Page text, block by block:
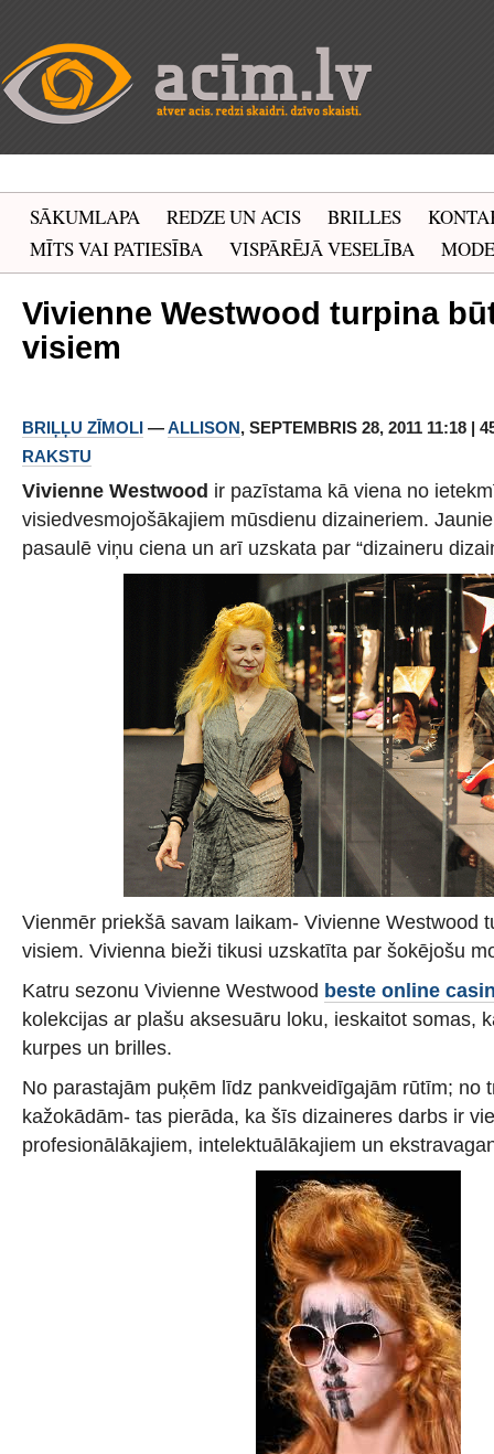
SĀKUMLAPA REDZE UN ACIS BRILLES
MĪTS VAI PATIESĪBA
VISPĀRĒJĀ VESELĪBA MODE
Vivienne Westwood turpina
visiem
BRIĻĻU ZĪMOLI —ALLISON, SEPTEMBRIS 28, 2011 11:18 |
RAKSTU
Vivienne Westwood ir pazīstama kā viena no
visiedvesmojošākajiem mūsdienu dizaineriem.
pasaulē viņu ciena un arī uzskata par “dizaineru
Vienmēr priekšā savam laikam- Vivienne Westwood
visiem. Vivienna bieži tikusi uzskatīta par šokējošu
Katru sezonu Vivienne Westwood beste online
kolekcijas ar plašu aksesuāru loku, ieskaitot somas,
kurpes un brilles.
No parastajām puķēm līdz pankveidīgajām rūtīm; no
kažokādām- tas pierāda, ka šīs dizaineres darbs ir
profesionālākajiem, intelektuālākajiem un